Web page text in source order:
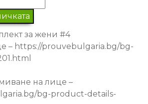
за жени #4
– https://prouvebulgaria.bg/bg-
на лице –
bg-product-details-